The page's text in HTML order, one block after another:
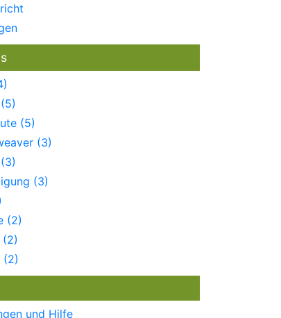
(5)
(3)
(3)
(2)
(2)
und Hilfe